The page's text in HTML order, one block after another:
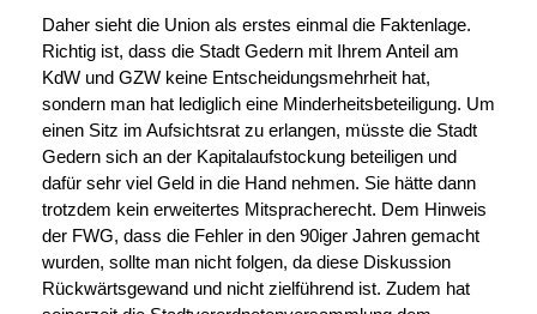
Daher sieht die Union als erstes einmal die Faktenlage.
Richtig ist, dass die Stadt Gedern mit Ihrem Anteil am
KdW und GZW keine Entscheidungsmehrheit hat,
sondern man hat lediglich eine Minderheitsbeteiligung. Um
einen Sitz im Aufsichtsrat zu erlangen, müsste die Stadt
Gedern sich an der Kapitalaufstockung beteiligen und
dafür sehr viel Geld in die Hand nehmen. Sie hätte dann
trotzdem kein erweitertes Mitspracherecht. Dem Hinweis
der FWG, dass die Fehler in den 90iger Jahren gemacht
wurden, sollte man nicht folgen, da diese Diskussion
Rückwärtsgewand und nicht zielführend ist. Zudem hat